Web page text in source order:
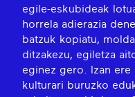
egile-eskubideak
horrela adierazia
batzuk kopiatu,
ditzakezu, egiletza
eginez gero. Izan ere
kulturari buruzko